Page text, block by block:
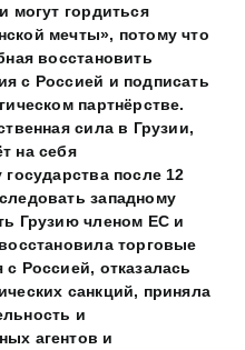
могут гордиться
мечты», потому что
восстановить
с Россией и подписать
партнёрстве.
сила в Грузии,
на себя
государства после 12
западному
Грузию членом ЕС и
торговые
Россией, отказалась
санкций, приняла
и
агентов и